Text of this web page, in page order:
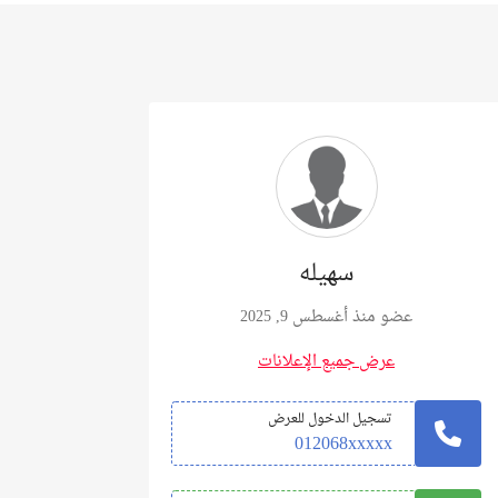
سهيله
عضو منذ أغسطس 9, 2025
عرض جميع الإعلانات
تسجيل الدخول للعرض
012068xxxxx